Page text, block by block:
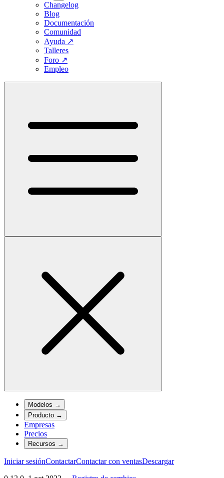
Changelog
Blog
Documentación
Comunidad
Ayuda ↗
Talleres
Foro ↗
Empleo
Modelos →
Producto →
Empresas
Precios
Recursos →
Iniciar sesiónContactarContactar con ventasDescargar